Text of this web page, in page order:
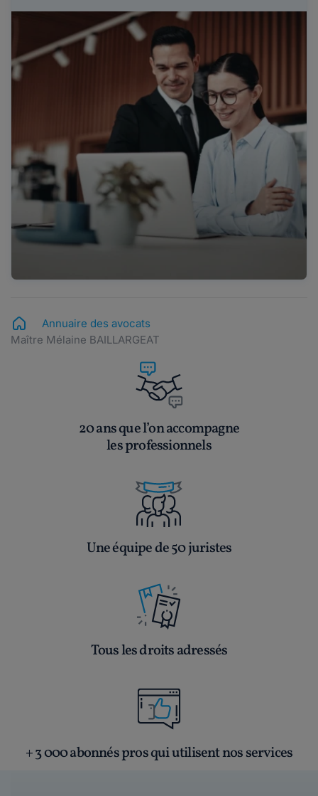
Annuaire des avocats
Maître Mélaine BAILLARGEAT
20 ans que l’on accompagne
les professionnels
Une équipe de 50 juristes
Tous les droits adressés
+ 3 000 abonnés pros qui utilisent nos services